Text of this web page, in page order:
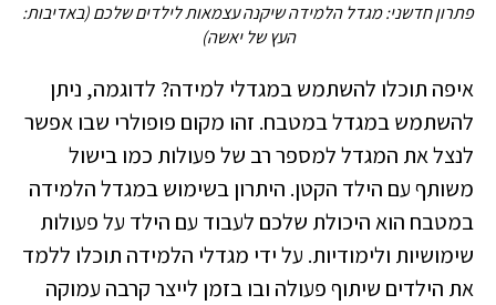
פתרון חדשני: מגדל הלמידה שיקנה עצמאות לילדים שלכם (באדיבות:
העץ של יאשה)
איפה תוכלו להשתמש במגדלי למידה? לדוגמה, ניתן
להשתמש במגדל במטבח. זהו מקום פופולרי שבו אפשר
לנצל את המגדל למספר רב של פעולות כמו בישול
משותף עם הילד הקטן. היתרון בשימוש במגדל הלמידה
במטבח הוא היכולת שלכם לעבוד עם הילד על פעולות
שימושיות ולימודיות. על ידי מגדלי הלמידה תוכלו ללמד
את הילדים שיתוף פעולה ובו בזמן לייצר קרבה עמוקה